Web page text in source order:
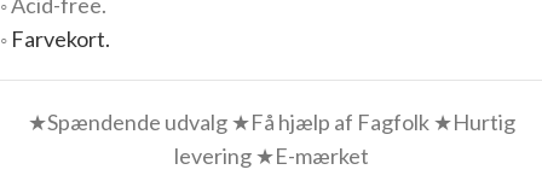
◦ Farvekort.
★Spændende udvalg ★Få hjælp af Fagfolk ★Hurtig
levering ★E-mærket